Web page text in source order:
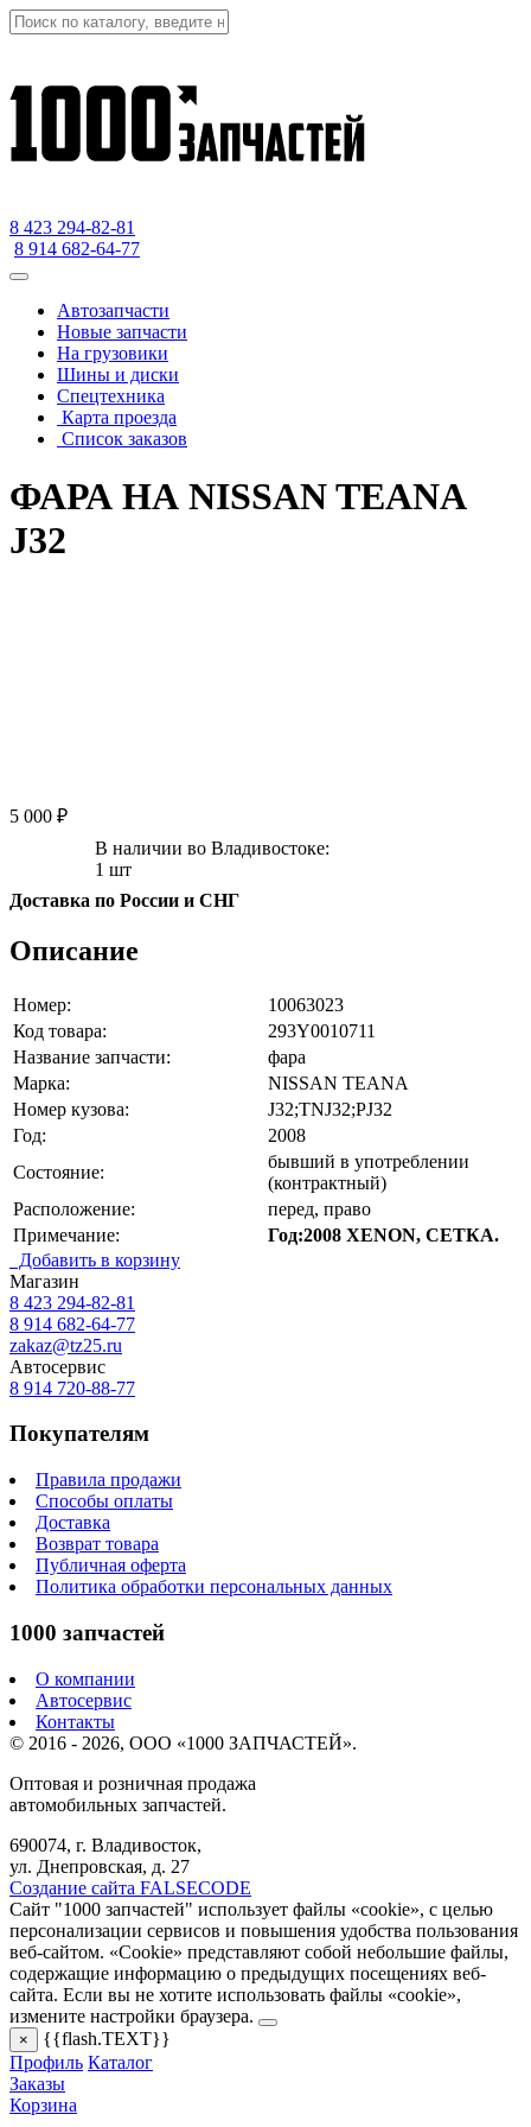
8 423 294-82-81
8 914 682-64-77
Автозапчасти
Новые запчасти
На грузовики
Шины и диски
Спецтехника
Карта проезда
Список заказов
ФАРА НА NISSAN TEANA
J32
5 000 ₽
В наличии во Владивостоке:
1 шт
Доставка по России и СНГ
Описание
Номер:
10063023
Код товара:
293Y0010711
Название запчасти:
фара
Марка:
NISSAN TEANA
Номер кузова:
J32;TNJ32;PJ32
Год:
2008
Состояние:
бывший в употреблении
(контрактный)
Расположение:
перед, право
Примечание:
Год:2008 XENON, СЕТКА.
Добавить в корзину
Магазин
8 423 294-82-81
8 914 682-64-77
zakaz@tz25.ru
Автосервис
8 914 720-88-77
Покупателям
Правила продажи
Способы оплаты
Доставка
Возврат товара
Публичная оферта
Политика обработки персональных данных
1000 запчастей
О компании
Автосервис
Контакты
© 2016 - 2026, ООО «1000 ЗАПЧАСТЕЙ».
Оптовая и розничная продажа
автомобильных запчастей.
690074, г. Владивосток,
ул. Днепровская, д. 27
Создание сайта FALSECODE
Сайт "1000 запчастей" использует файлы «cookie», с целью
персонализации сервисов и повышения удобства пользования
веб-сайтом. «Cookie» представляют собой небольшие файлы,
содержащие информацию о предыдущих посещениях веб-
сайта. Если вы не хотите использовать файлы «cookie»,
измените настройки браузера.
×
{{flash.TEXT}}
Профиль Каталог
Заказы
Корзина